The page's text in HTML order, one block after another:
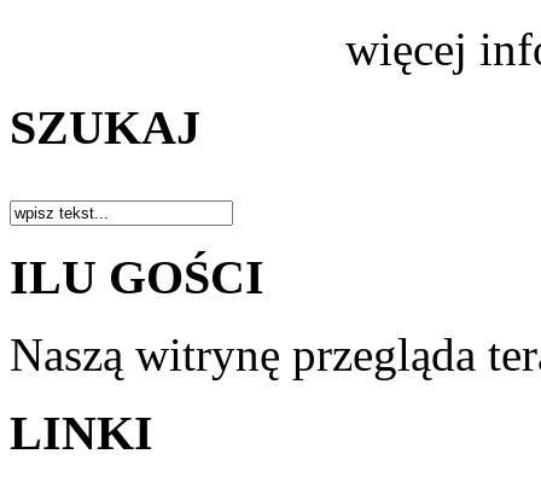
więcej
SZUKAJ
ILU GOŚCI
Naszą witrynę przegląda
LINKI